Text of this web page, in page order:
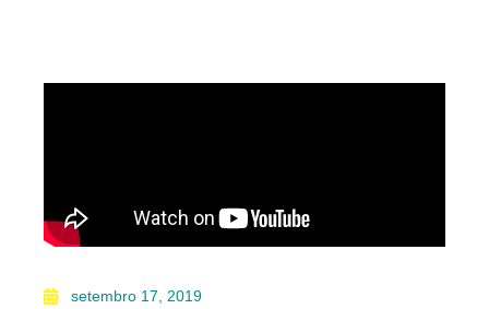
setembro 17, 2019